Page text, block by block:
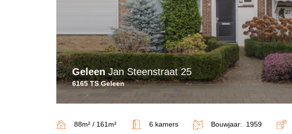
GeleenJan Steenstraat 25
6165 TS Geleen
88m² / 161m² 6 kamers Bouwjaar: 1959